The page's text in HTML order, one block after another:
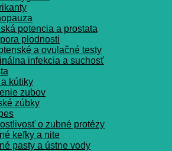
potencia a prostata
plodnosti
a ovulačné testy
infekcia a suchosť
kútiky
zubov
zúbky
o zubné protézy
kefky a nite
pasty a ústne vody